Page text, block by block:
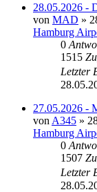
28.05.2026 -
von MAD »
Hamburg
0
1515
Letzter
27.05.2026 -
von A345 »
Hamburg
0
1507
Letzter